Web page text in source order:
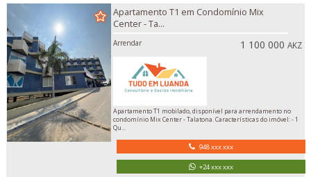
Apartamento T1 em Condomínio Mix
Center - Ta...
Arrendar 1 100 000AKZ
Apartamento T1 mobilado, disponível para arrendamento no
condomínio Mix Center - Talatona. Características do imóvel: - 1
Qu...
948 xxx xxx
+24 xxx xxx